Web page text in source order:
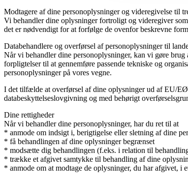
Modtagere af dine personoplysninger og videregivelse til
Vi behandler dine oplysninger fortroligt og videregiver
det er nødvendigt for at forfølge de ovenfor beskrevne
Databehandlere og overførsel af personoplysninger til
Når vi behandler dine personoplysninger, kan vi gøre
forpligtelser til at gennemføre passende tekniske og
personoplysninger på vores vegne.
I det tilfælde at overførsel af dine oplysninger ud af EU/
databeskyttelseslovgivning og med behørigt
Dine rettigheder
Når vi behandler dine personoplysninger, har du ret til at
* anmode om indsigt i, berigtigelse eller sletning af dine
* få behandlingen af dine oplysninger begrænset
* modsætte dig behandlingen (f.eks. i relation til
* trække et afgivet samtykke til behandling af dine
* anmode om at modtage de oplysninger, du har afgivet,